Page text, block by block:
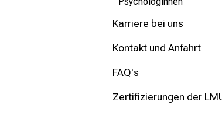
Karriere bei uns
Kontakt und Anfahrt
FAQ's
Zertifizierungen der